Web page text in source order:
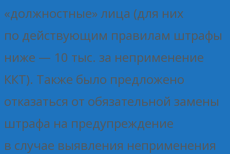
«должностные» лица (для них
по действующим правилам штрафы
ниже — 10 тыс. за неприменение
ККТ). Также было предложено
отказаться от обязательной замены
штрафа на предупреждение
в случае выявления неприменения